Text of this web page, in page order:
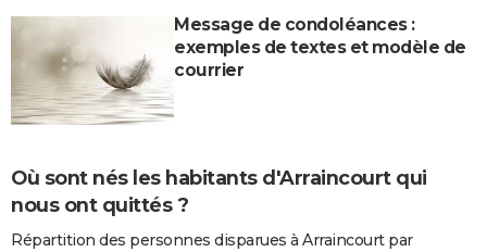
Message de condoléances :
exemples de textes et modèle de
courrier
Où sont nés les habitants d'Arraincourt qui
nous ont quittés ?
Répartition des personnes disparues à Arraincourt par